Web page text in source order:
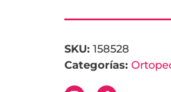
SKU: 158528
Categorías: